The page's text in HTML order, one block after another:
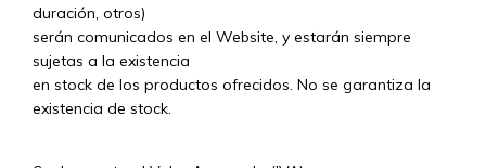
duración, otros)
serán comunicados en el Website, y estarán siempre
sujetas a la existencia
en stock de los productos ofrecidos. No se garantiza la
existencia de stock.